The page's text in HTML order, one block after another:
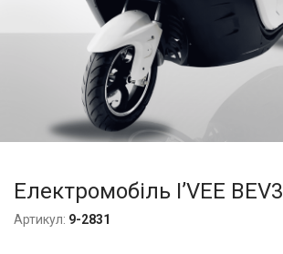
Електромобіль I’VEE BEV3
Артикул: 9-2831